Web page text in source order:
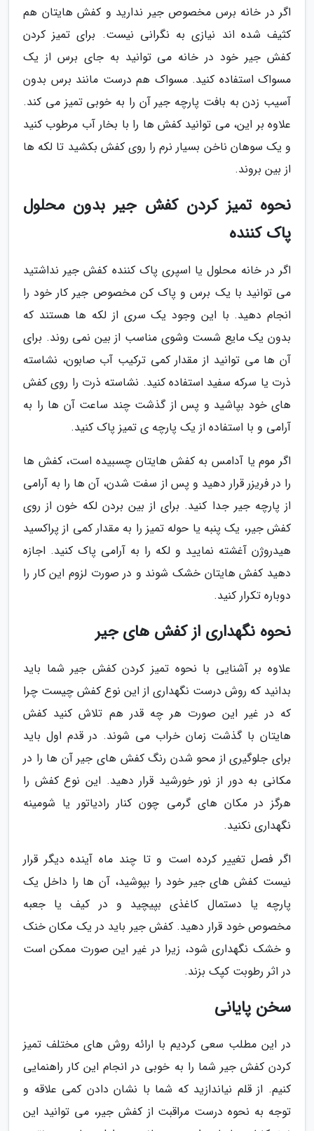
اگر در خانه برس مخصوص جیر ندارید و کفش هایتان هم
کثیف شده اند نیازی به نگرانی نیست. برای تمیز کردن
کفش جیر خود در خانه می توانید به جای برس از یک
مسواک استفاده کنید. مسواک هم درست مانند برس بدون
آسیب زدن به بافت پارچه جیر آن را به خوبی تمیز می کند.
علاوه بر این، می توانید کفش ها را با بخار آب مرطوب کنید
و یک سوهان ناخن بسیار نرم را روی کفش بکشید تا لکه ها
از بین بروند.
نحوه تمیز کردن کفش جیر بدون محلول
پاک کننده
اگر در خانه محلول یا اسپری پاک کننده کفش جیر نداشتید
می توانید با یک برس و پاک کن مخصوص جیر کار خود را
انجام دهید. با این وجود یک سری از لکه ها هستند که
بدون یک مایع شست وشوی مناسب از بین نمی روند. برای
آن ها می توانید از مقدار کمی ترکیب آب صابون، نشاسته
ذرت یا سرکه سفید استفاده کنید. نشاسته ذرت را روی کفش
های خود بپاشید و پس از گذشت چند ساعت آن ها را به
آرامی و با استفاده از یک پارچه ی تمیز پاک کنید.
اگر موم یا آدامس به کفش هایتان چسبیده است، کفش ها
را در فریزر قرار دهید و پس از سفت شدن، آن ها را به آرامی
از پارچه جیر جدا کنید. برای از بین بردن لکه خون از روی
کفش جیر، یک پنبه یا حوله تمیز را به مقدار کمی از پراکسید
هیدروژن آغشته نمایید و لکه را به آرامی پاک کنید. اجازه
دهید کفش هایتان خشک شوند و در صورت لزوم این کار را
دوباره تکرار کنید.
نحوه نگهداری از کفش های جیر
علاوه بر آشنایی با نحوه تمیز کردن کفش جیر شما باید
بدانید که روش درست نگهداری از این نوع کفش چیست چرا
که در غیر این صورت هر چه قدر هم تلاش کنید کفش
هایتان با گذشت زمان خراب می شوند. در قدم اول باید
برای جلوگیری از محو شدن رنگ کفش های جیر آن ها را در
مکانی به دور از نور خورشید قرار دهید. این نوع کفش را
هرگز در مکان های گرمی چون کنار رادیاتور یا شومینه
نگهداری نکنید.
اگر فصل تغییر کرده است و تا چند ماه آینده دیگر قرار
نیست کفش های جیر خود را بپوشید، آن ها را داخل یک
پارچه یا دستمال کاغذی بپیچید و در کیف یا جعبه
مخصوص خود قرار دهید. کفش جیر باید در یک مکان خنک
و خشک نگهداری شود، زیرا در غیر این صورت ممکن است
در اثر رطوبت کپک بزند.
سخن پایانی
در این مطلب سعی کردیم با ارائه روش های مختلف تمیز
کردن کفش جیر شما را به خوبی در انجام این کار راهنمایی
کنیم. از قلم نیاندازید که شما با نشان دادن کمی علاقه و
توجه به نحوه درست مراقبت از کفش جیر، می توانید این